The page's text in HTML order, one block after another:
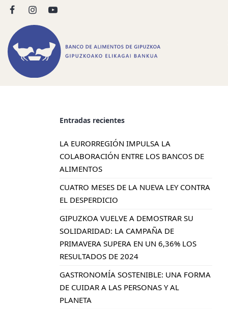
Entradas recientes
LA EURORREGIÓN IMPULSA LA
COLABORACIÓN ENTRE LOS BANCOS DE
ALIMENTOS
CUATRO MESES DE LA NUEVA LEY CONTRA
EL DESPERDICIO
GIPUZKOA VUELVE A DEMOSTRAR SU
SOLIDARIDAD: LA CAMPAÑA DE
PRIMAVERA SUPERA EN UN 6,36% LOS
RESULTADOS DE 2024
GASTRONOMÍA SOSTENIBLE: UNA FORMA
DE CUIDAR A LAS PERSONAS Y AL
PLANETA